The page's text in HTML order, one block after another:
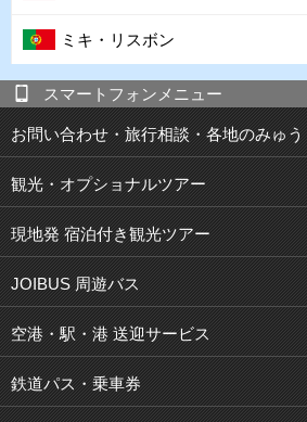
ミキ・リスボン
スマートフォンメニュー
お問い合わせ・旅行相談・各地のみゅう
観光・オプショナルツアー
現地発 宿泊付き観光ツアー
JOIBUS 周遊バス
空港・駅・港 送迎サービス
鉄道パス・乗車券